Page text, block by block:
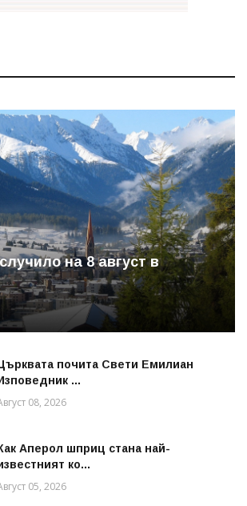
на 8 август в
почита Свeти Емилиан
...
08, 2026
Аперол шприц стана най-
ко...
05, 2026